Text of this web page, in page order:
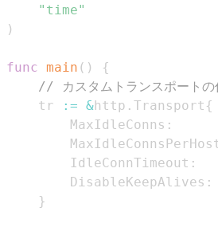
"time"
)
func main ( )
{
// カスタムトランスポートの
	tr
:= &http . Transport {
		MaxIdleConns
:
		IdleConnTimeout
:
		DisableKeepAlives
:
}